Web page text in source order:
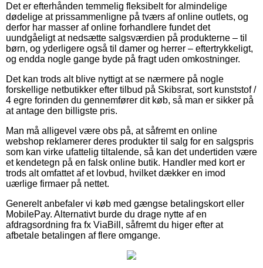
Det er efterhånden temmelig fleksibelt for almindelige
dødelige at prissammenligne på tværs af online outlets, og
derfor har masser af online forhandlere fundet det
uundgåeligt at nedsætte salgsværdien på produkterne – til
børn, og yderligere også til damer og herrer – eftertrykkeligt,
og endda nogle gange byde på fragt uden omkostninger.
Det kan trods alt blive nyttigt at se nærmere på nogle
forskellige netbutikker efter tilbud på Skibsrat, sort kunststof /
4 egre forinden du gennemfører dit køb, så man er sikker på
at antage den billigste pris.
Man må alligevel være obs på, at såfremt en online
webshop reklamerer deres produkter til salg for en salgspris
som kan virke ufattelig tiltalende, så kan det undertiden være
et kendetegn på en falsk online butik. Handler med kort er
trods alt omfattet af et lovbud, hvilket dækker en imod
uærlige firmaer på nettet.
Generelt anbefaler vi køb med gængse betalingskort eller
MobilePay. Alternativt burde du drage nytte af en
afdragsordning fra fx ViaBill, såfremt du higer efter at
afbetale betalingen af flere omgange.